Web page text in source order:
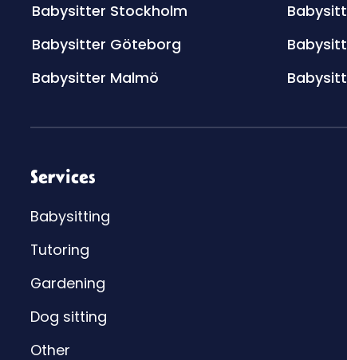
Babysitter Stockholm
Babysitter Göteborg
Babysitter Malmö
Services
Babysitting
Tutoring
Gardening
Dog sitting
Other